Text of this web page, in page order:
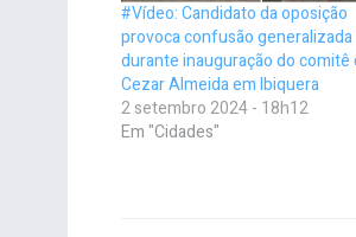
#Vídeo: Candidato da oposição
provoca confusão generalizada
durante inauguração do comitê
Cezar Almeida em Ibiquera
2 setembro 2024 - 18h12
Em "Cidades"